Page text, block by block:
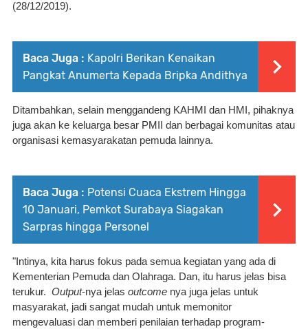
(28/12/2019).
Baca Juga : Kapolri Berikan Kenaikan
Pangkat Anumerta Kepada Bripka Andithya
Ditambahkan, selain menggandeng KAHMI dan HMI, pihaknya
juga akan ke keluarga besar PMII dan berbagai komunitas atau
organisasi kemasyarakatan pemuda lainnya.
Baca Juga : Potensi Cuaca Ekstrem Hingga
10 Januari, Pemkot Surabaya Siagakan
Sarpras hingga Personel
"Intinya, kita harus fokus pada semua kegiatan yang ada di
Kementerian Pemuda dan Olahraga. Dan, itu harus jelas bisa
terukur. Output-nya jelas outcome nya juga jelas untuk
masyarakat, jadi sangat mudah untuk memonitor
mengevaluasi dan memberi penilaian terhadap program-